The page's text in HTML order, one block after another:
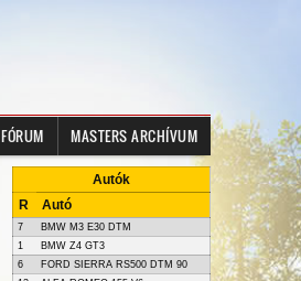
FÓRUM MASTERS ARCHÍVUM
Autók
R
Autó
7
BMW M3 E30 DTM
1
BMW Z4 GT3
6
FORD SIERRA RS500 DTM 90